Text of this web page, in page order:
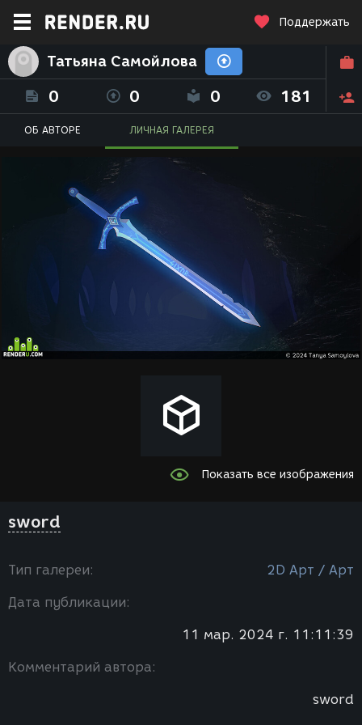
Поддержать
Татьяна Самойлова
0 0 0 181
ОБ АВТОРЕ ЛИЧНАЯ ГАЛЕРЕЯ
Показать все изображения
sword
Тип галереи: 2D Арт / Арт
Дата публикации:
11 мар. 2024 г. 11:11:39
Комментарий автора:
sword